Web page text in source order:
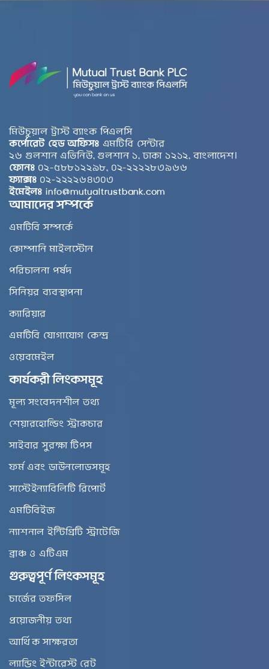
মিউচুয়াল ট্রাস্ট ব্যাংক পিএলসি
কর্পোরেট হেড অফিসঃ এমটিবি সেন্টার
২৬ গুলশান এভিনিউ, গুলশান ১, ঢাকা ১২১২, বাংলাদেশ।
ফোনঃ ০২-৫৮৮১২২৯৮, ০২-২২২২৮৩৯৬৬
ফ্যাক্সঃ ০২-২২২২৬৪৩০৩
ইমেইলঃ info@mutualtrustbank.com
আমাদের সম্পর্কে
এমটিবি সম্পর্কে
কোম্পানি মাইলস্টোন
পরিচালনা পর্ষদ
সিনিয়র ব্যবস্থাপনা
ক্যারিয়ার
এমটিবি যোগাযোগ কেন্দ্র
ওয়েবমেইল
কার্যকরী লিংকসমূহ
মূল্য সংবেদনশীল তথ্য
শেয়ারহোল্ডিং স্ট্রাকচার
সাইবার সুরক্ষা টিপস
ফর্ম এবং ডাউনলোডসমূহ
সাস্টেইন্যাবিলিটি রিপোর্ট
এমটিবিইজ
ন্যাশনাল ইন্টিগ্রিটি স্ট্রাটেজি
ব্রাঞ্চ ও এটিএম
গুরুত্বপূর্ণ লিংকসমূহ
চার্জের তফসিল
প্রয়োজনীয় তথ্য
আর্থিক সাক্ষরতা
ল্যান্ডিং ইন্টারেস্ট রেট